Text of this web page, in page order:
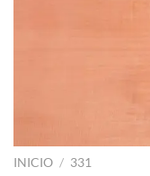
INICIO / 331